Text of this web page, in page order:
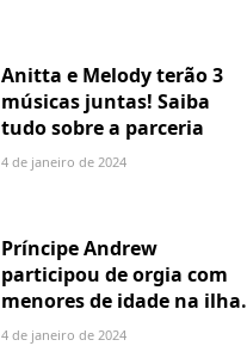
Anitta e Melody terão 3
músicas juntas! Saiba
tudo sobre a parceria
4 de janeiro de 2024
Príncipe Andrew
participou de orgia com
menores de idade na ilha
de Jeffrey Epstein, chefe de
4 de janeiro de 2024